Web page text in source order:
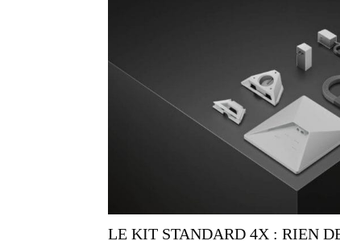
LE KIT STANDARD 4X : RIEN